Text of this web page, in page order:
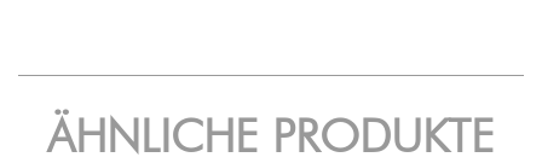
ÄHNLICHE PRODUKTE